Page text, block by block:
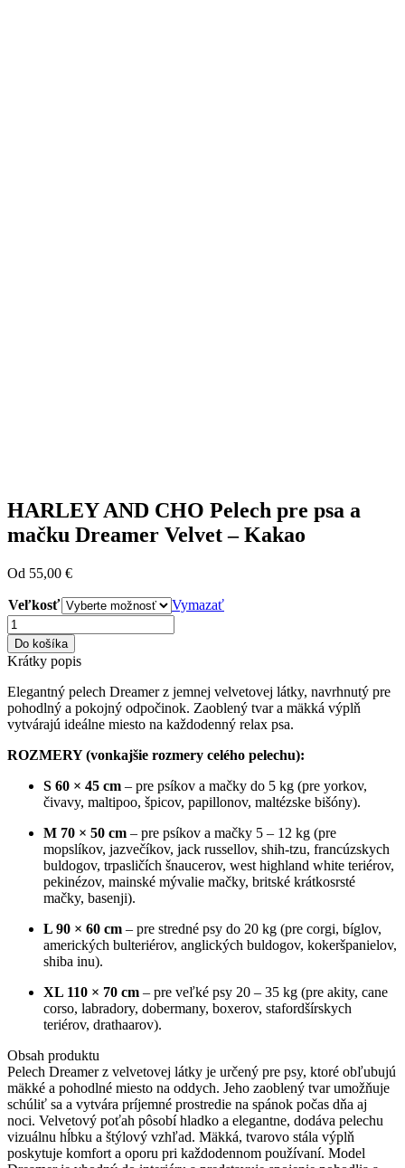
HARLEY AND CHO Pelech pre psa a
mačku Dreamer Velvet – Kakao
Od 55,00 €
Veľkosť
Vymazať
množstvo
HARLEY
AND
CHO
Pelech
pre
psa
mačku
Velvet
Do košíka
Krátky popis
Elegantný pelech Dreamer z jemnej velvetovej látky, navrhnutý pre
pohodlný a pokojný odpočinok. Zaoblený tvar a mäkká výplň
vytvárajú ideálne miesto na každodenný relax psa.
ROZMERY (vonkajšie rozmery celého pelechu):
S 60 × 45 cm – pre psíkov a mačky do 5 kg (pre yorkov,
čivavy, maltipoo, špicov, papillonov, maltézske bišóny).
M 70 × 50 cm – pre psíkov a mačky 5 – 12 kg (pre
mopslíkov, jazvečíkov, jack russellov, shih-tzu, francúzskych
buldogov, trpasličích šnaucerov, west highland white teriérov,
pekinézov, mainské mývalie mačky, britské krátkosrsté
mačky, basenji).
L 90 × 60 cm – pre stredné psy do 20 kg (pre corgi, bíglov,
amerických bulteriérov, anglických buldogov, kokeršpanielov,
shiba inu).
XL 110 × 70 cm – pre veľké psy 20 – 35 kg (pre akity, cane
corso, labradory, dobermany, boxerov, stafordšírskych
teriérov, drathaarov).
Obsah produktu
Pelech Dreamer z velvetovej látky je určený pre psy, ktoré obľubujú
mäkké a pohodlné miesto na oddych. Jeho zaoblený tvar umožňuje
schúliť sa a vytvára príjemné prostredie na spánok počas dňa aj
noci. Velvetový poťah pôsobí hladko a elegantne, dodáva pelechu
vizuálnu hĺbku a štýlový vzhľad. Mäkká, tvarovo stála výplň
poskytuje komfort a oporu pri každodennom používaní. Model